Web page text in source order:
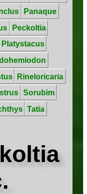
Panaque
Peckoltia
Platystacus
Rineloricaria
Sorubim
Tatia